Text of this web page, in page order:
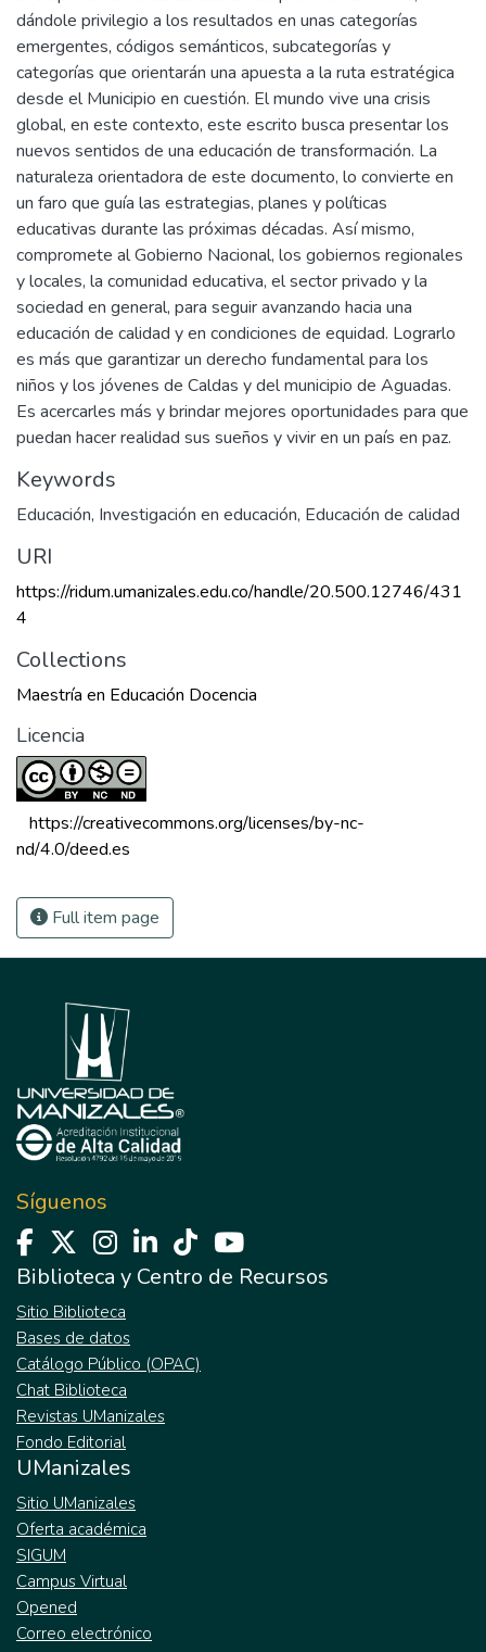
dándole privilegio a los resultados en unas categorías
emergentes, códigos semánticos, subcategorías y
categorías que orientarán una apuesta a la ruta estratégica
desde el Municipio en cuestión. El mundo vive una crisis
global, en este contexto, este escrito busca presentar los
nuevos sentidos de una educación de transformación. La
naturaleza orientadora de este documento, lo convierte en
un faro que guía las estrategias, planes y políticas
educativas durante las próximas décadas. Así mismo,
compromete al Gobierno Nacional, los gobiernos regionales
y locales, la comunidad educativa, el sector privado y la
sociedad en general, para seguir avanzando hacia una
educación de calidad y en condiciones de equidad. Lograrlo
es más que garantizar un derecho fundamental para los
niños y los jóvenes de Caldas y del municipio de Aguadas.
Es acercarles más y brindar mejores oportunidades para que
puedan hacer realidad sus sueños y vivir en un país en paz.
Keywords
Educación, Investigación en educación, Educación de calidad
URI
https://ridum.umanizales.edu.co/handle/20.500.12746/431
4
Collections
Maestría en Educación Docencia
Licencia
https://creativecommons.org/licenses/by-nc-
nd/4.0/deed.es
Full item page
Síguenos
Biblioteca y Centro de Recursos
Sitio Biblioteca
Bases de datos
Catálogo Público (OPAC)
Chat Biblioteca
Revistas UManizales
Fondo Editorial
UManizales
Sitio UManizales
Oferta académica
SIGUM
Campus Virtual
Opened
Correo electrónico